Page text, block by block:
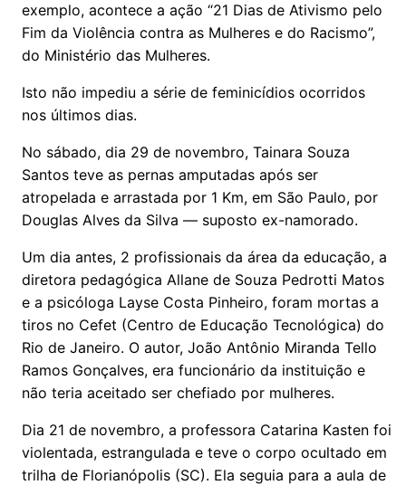
exemplo, acontece a ação “21 Dias de Ativismo pelo
Fim da Violência contra as Mulheres e do Racismo”,
do Ministério das Mulheres.
Isto não impediu a série de feminicídios ocorridos
nos últimos dias.
No sábado, dia 29 de novembro, Tainara Souza
Santos teve as pernas amputadas após ser
atropelada e arrastada por 1 Km, em São Paulo, por
Douglas Alves da Silva — suposto ex-namorado.
Um dia antes, 2 profissionais da área da educação, a
diretora pedagógica Allane de Souza Pedrotti Matos
e a psicóloga Layse Costa Pinheiro, foram mortas a
tiros no Cefet (Centro de Educação Tecnológica) do
Rio de Janeiro. O autor, João Antônio Miranda Tello
Ramos Gonçalves, era funcionário da instituição e
não teria aceitado ser chefiado por mulheres.
Dia 21 de novembro, a professora Catarina Kasten foi
violentada, estrangulada e teve o corpo ocultado em
trilha de Florianópolis (SC). Ela seguia para a aula de